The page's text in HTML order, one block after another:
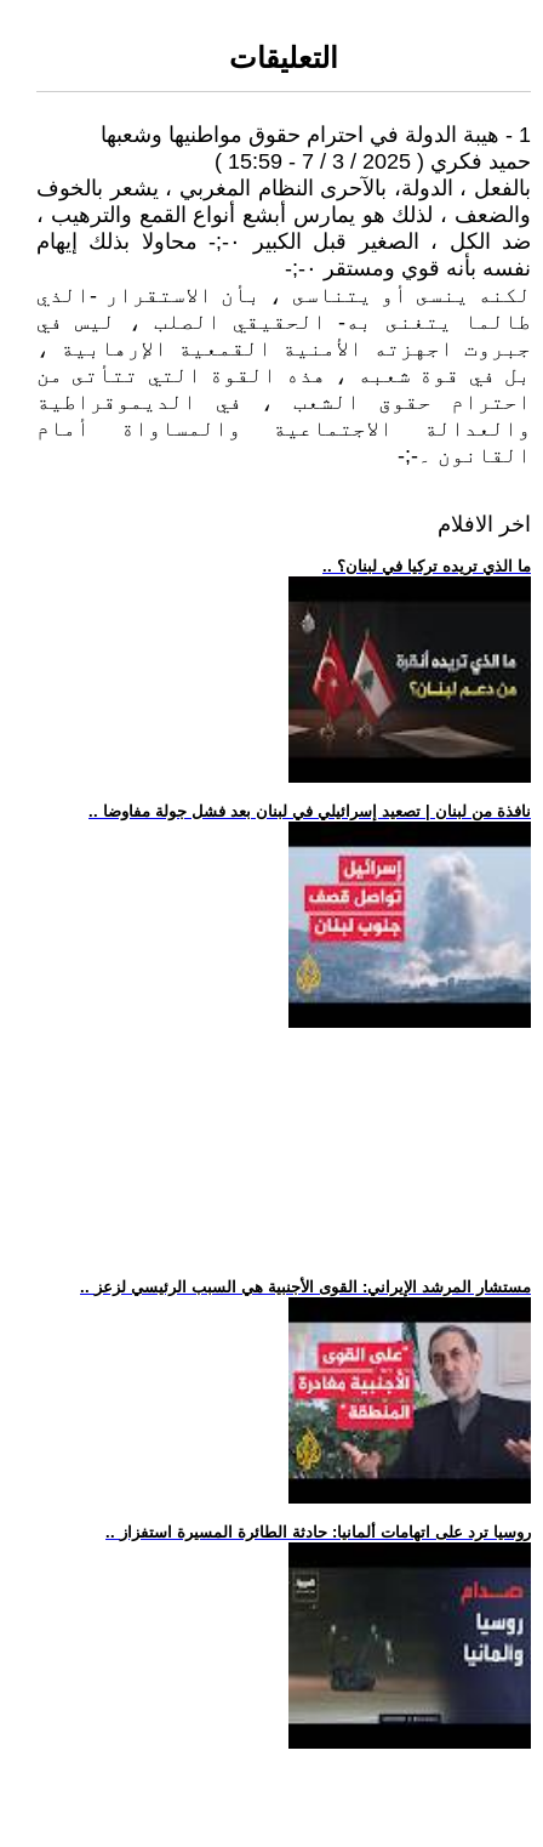
التعليقات
1 - هيبة الدولة في احترام حقوق مواطنيها وشعبها
حميد فكري ( 2025 / 3 / 7 - 15:59 )
بالفعل ، الدولة، بالآحرى النظام المغربي ، يشعر بالخوف
والضعف ، لذلك هو يمارس أبشع أنواع القمع والترهيب ،
ضد الكل ، الصغير قبل الكبير ٠-;- محاولا بذلك إيهام
نفسه بأنه قوي ومستقر ٠-;-
لكنه ينسى أو يتناسى ، بأن الاستقرار -الذي
طالما يتغنى به- الحقيقي الصلب ، ليس في
جبروت اجهزته الأمنية القمعية الإرهابية ،
بل في قوة شعبه ، هذه القوة التي تتأتى من
احترام حقوق الشعب ، في الديموقراطية
والعدالة الاجتماعية والمساواة أمام
القانون ۔-;-
اخر الافلام
.. ما الذي تريده تركيا في لبنان؟
.. نافذة من لبنان | تصعيد إسرائيلي في لبنان بعد فشل جولة مفاوضا
.. مستشار المرشد الإيراني: القوى الأجنبية هي السبب الرئيسي لزعز
.. روسيا ترد على اتهامات ألمانيا: حادثة الطائرة المسيرة استفزاز